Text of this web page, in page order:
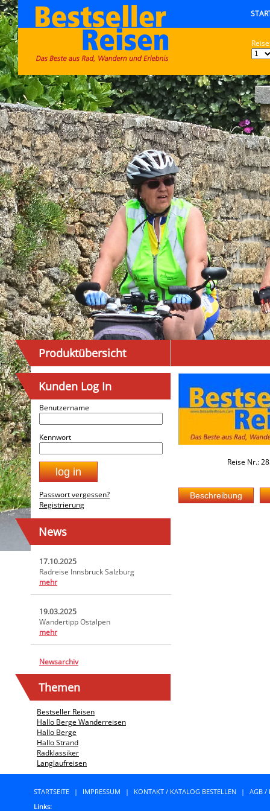
Produktübersicht
Kunden Log In
Benutzername
Kennwort
Passwort vergessen?
Registrierung
News
17.10.2025
Radreise Innsbruck Salzburg
mehr
19.03.2025
Wandertipp Ostalpen
mehr
Newsarchiv
Themen
Bestseller Reisen
Hallo Berge Wanderreisen
Hallo Berge
Hallo Strand
Radklassiker
Langlaufreisen
Reise Nr.:
STARTSEITE | IMPRESSUM | KONTAKT / KATALOG BESTELLEN |
AGB /
Links: